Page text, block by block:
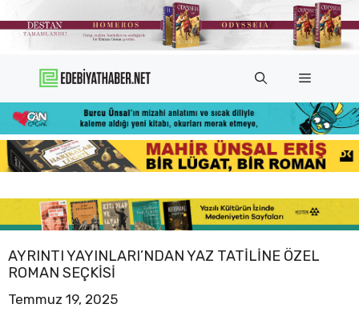
atla
Menü
AYRINTI YAYINLARI’NDAN YAZ TATILINE ÖZEL
ROMAN SEÇKISI
Temmuz 19, 2025